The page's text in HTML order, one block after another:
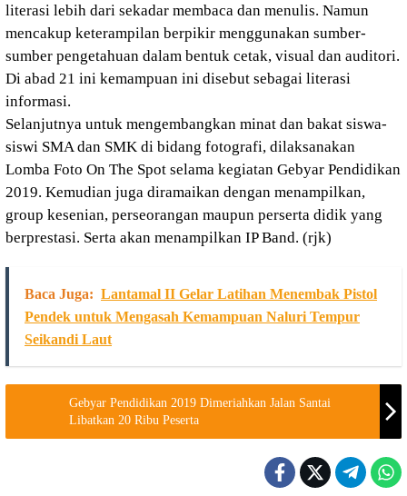
literasi lebih dari sekadar membaca dan menulis. Namun
mencakup keterampilan berpikir menggunakan sumber-
sumber pengetahuan dalam bentuk cetak, visual dan auditori.
Di abad 21 ini kemampuan ini disebut sebagai literasi
informasi.
Selanjutnya untuk mengembangkan minat dan bakat siswa-
siswi SMA dan SMK di bidang fotografi, dilaksanakan
Lomba Foto On The Spot selama kegiatan Gebyar Pendidikan
2019. Kemudian juga diramaikan dengan menampilkan,
group kesenian, perseorangan maupun perserta didik yang
berprestasi. Serta akan menampilkan IP Band. (rjk)
Baca Juga: Lantamal II Gelar Latihan Menembak Pistol
Pendek untuk Mengasah Kemampuan Naluri Tempur
Seikandi Laut
Gebyar Pendidikan 2019 Dimeriahkan Jalan Santai
Libatkan 20 Ribu Peserta